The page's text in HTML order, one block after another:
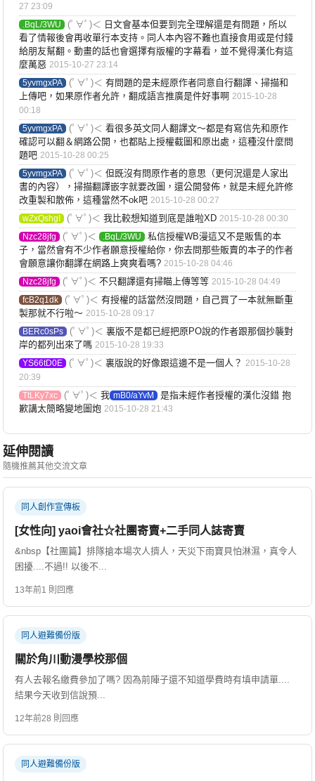
27 23:09
.BqL/3WU
(ﾟ∀ﾟ)＜ 日文會基本但要到完全理解還是有問題，所以
看了情報後會再收單行本支持。同人本內容不難也直接食用或是付錢
給朋友幫翻。動畫的話也會選擇有版權的字幕看，並不覺得漢化有這
麼萬惡2015-10-27 23:14
5yvmgxPA
(ﾟ∀ﾟ)＜ 有問題的是未經原作者同意自行翻譯、掃描和
上傳吧，如果原作者允許，翻成語言推廣是件好事啊2015-10-28
00:18
5yvmgxPA
(ﾟ∀ﾟ)＜ 看很多英文同人翻譯文～都是有寫信先和原作
確認可以翻＆網路公開，也都貼上授權截圖和原出處，這種沒什麼問
題吧2015-10-28 00:25
5yvmgxPA
(ﾟ∀ﾟ)＜ 但既沒有問原作者的意思（更何況還是人家出
書的內容），掃描翻譯嵌字就要改圖，還公開發佈，就是未經允許修
改重製和散佈，這種當然不ok吧2015-10-28 00:27
wZxQshgI
(ﾟ∀ﾟ)＜ 我比較想知道到底是誰啦XD2015-10-28 00:30
Nzc28jfg
(ﾟ∀ﾟ)＜ .BqL/3WU
私信授權WB漫這又不是販售的本
子，當然會有不少作者願意授權給你，你去問那些販賣的本子的作者
會願意讓你翻譯在網路上爽爽看嗎?2015-10-28 04:46
Nzc28jfg
(ﾟ∀ﾟ)＜ 不只翻譯還有掃瞄上傳等等2015-10-28 04:49
fcB2q1dk
(ﾟ∀ﾟ)＜ 有授權的話當然沒問題，自己買了一本就無斷重
製那就不行啦～2015-10-28 09:17
BERc0sPs
(ﾟ∀ﾟ)＜ 裏版不是都已經把原PO說的作者跟那個抄襲對
岸的都列出來了嗎2015-10-28 19:33
YS66tD0E
(ﾟ∀ﾟ)＜ 裏版說的好像跟這邊不是一個人？2015-10-28
20:39
TtLKy7xc
(ﾟ∀ﾟ)＜ 我 mB0/aYvM
是指未經作者授權的漢化沒錯 抱
歉講太簡略變地圖炮2015-10-28 21:43
延伸閱讀
隨機推薦其他交流文章
同人創作宣傳板
[女性向] yaoi會社☆社團寄賣+二手同人誌寄賣
&nbsp【社團篇】排隊搶本場次人擠人，天災下雨寶貝怕淋濕，真令人
困擾....不過!! 以後不...
13年前1 則回應
同人避難備份版
關於角川動漫學校那個
有人去報名繳費參加了嗎? 因為前陣子還不知道學費時有填申請單....
結果今天收到信說預...
12年前28 則回應
同人避難備份版